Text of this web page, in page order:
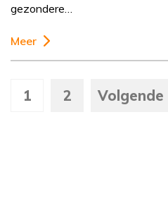
gezondere…
Meer
1 2 Volgende